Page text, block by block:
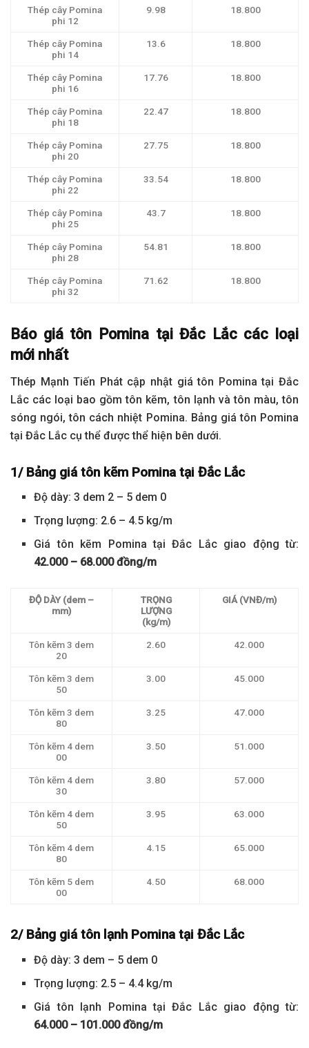
Thép cây Pomina
phi 12
9.98 18.800
Thép cây Pomina
phi 14
13.6 18.800
Thép cây Pomina
phi 16
17.76 18.800
Thép cây Pomina
phi 18
22.47 18.800
Thép cây Pomina
phi 20
27.75 18.800
Thép cây Pomina
phi 22
33.54 18.800
Thép cây Pomina
phi 25
43.7 18.800
Thép cây Pomina
phi 28
54.81 18.800
Thép cây Pomina
phi 32
71.62 18.800
Báo giá tôn Pomina tại Đắc Lắc các loại
mới nhất
Thép Mạnh Tiến Phát cập nhật giá tôn Pomina tại Đắc
Lắc các loại bao gồm tôn kẽm, tôn lạnh và tôn màu, tôn
sóng ngói, tôn cách nhiệt Pomina. Bảng giá tôn Pomina
tại Đắc Lắc cụ thể được thể hiện bên dưới.
1/ Bảng giá tôn kẽm Pomina tại Đắc Lắc
Độ dày: 3 dem 2 – 5 dem 0
Trọng lượng: 2.6 – 4.5 kg/m
Giá tôn kẽm Pomina tại Đắc Lắc giao động từ:
42.000 – 68.000 đồng/m
ĐỘ DÀY (dem –
mm)
TRỌNG
LƯỢNG
(kg/m)
GIÁ (VNĐ/m)
Tôn kẽm 3 dem
20
2.60 42.000
Tôn kẽm 3 dem
50
3.00 45.000
Tôn kẽm 3 dem
80
3.25 47.000
Tôn kẽm 4 dem
00
3.50 51.000
Tôn kẽm 4 dem
30
3.80 57.000
Tôn kẽm 4 dem
50
3.95 63.000
Tôn kẽm 4 dem
80
4.15 65.000
Tôn kẽm 5 dem
00
4.50 68.000
2/ Bảng giá tôn lạnh Pomina tại Đắc Lắc
Độ dày: 3 dem – 5 dem 0
Trọng lượng: 2.5 – 4.4 kg/m
Giá tôn lạnh Pomina tại Đắc Lắc giao động từ:
64.000 – 101.000 đồng/m